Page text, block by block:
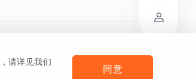
法律声明及隐私条款
请详见我们
同意